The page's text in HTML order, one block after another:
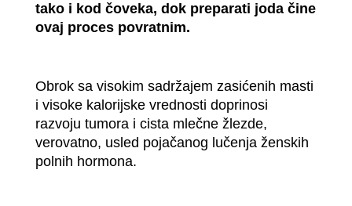
tako i kod čoveka, dok preparati joda čine
ovaj proces povratnim.
Obrok sa visokim sadržajem zasićenih masti
i visoke kalorijske vrednosti doprinosi
razvoju tumora i cista mlečne žlezde,
verovatno, usled pojačanog lučenja ženskih
polnih hormona.